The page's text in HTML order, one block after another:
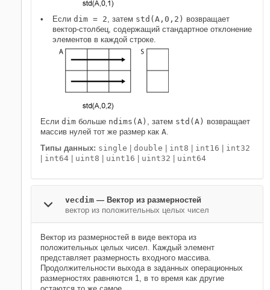
Если dim = 2, затем std(A,0,2) возвращает
вектор-столбец, содержащий стандартное отклонение
элементов в каждой строке.
Если dim больше ndims(A) , затем std(A) возвращает
массив нулей тот же размер как A.
Типы данных: single double int8 int16
int32
int64 uint8 uint16 uint32 uint64
vecdim — Вектор из размерностей
вектор из положительных целых чисел
Вектор из размерностей в виде вектора из
положительных целых чисел. Каждый элемент
представляет размерность входного массива.
Продолжительности выхода в заданных операционных
размерностях равняются 1, в то время как другие